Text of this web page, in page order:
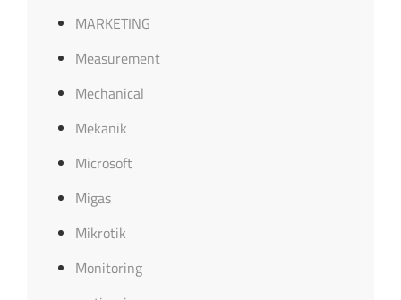
MARKETING
Measurement
Mechanical
Mekanik
Microsoft
Migas
Mikrotik
Monitoring